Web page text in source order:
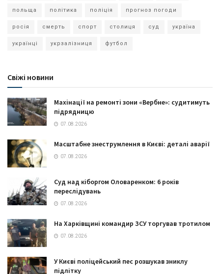
польща політика поліція прогноз погоди
росія смерть спорт столиця суд україна
українці укрзалізниця футбол
Свіжі новини
Махінації на ремонті зони «Вербне»: судитимуть
підрядницю
07.08.2026
Масштабне знеструмлення в Києві: деталі аварії
07.08.2026
Суд над кіборгом Оловаренком: 6 років
переслідувань
07.08.2026
На Харківщині командир ЗСУ торгував тротилом
07.08.2026
У Києві поліцейський пес розшукав зниклу
підлітку